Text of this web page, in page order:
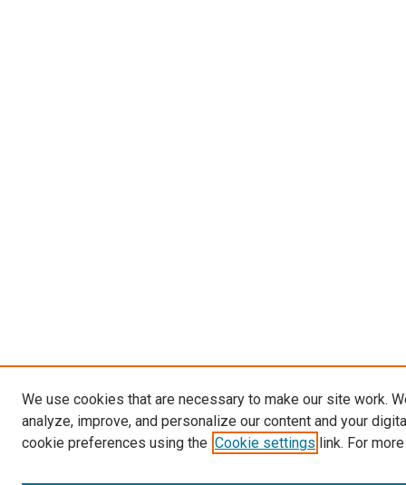
We use cookies that are necessary to make our site work.
analyze, improve, and personalize our content and your
cookie preferences using the Cookie settings link. For